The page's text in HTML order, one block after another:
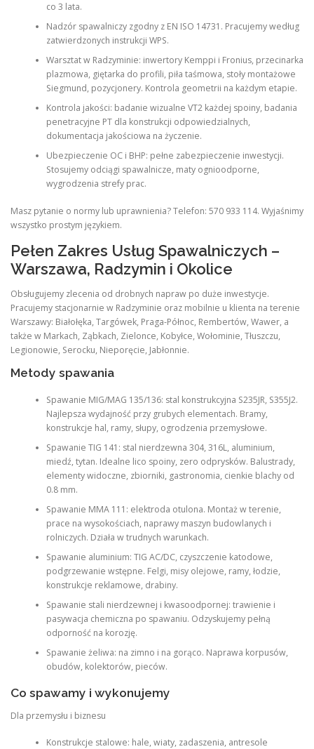
co 3 lata.
Nadzór spawalniczy zgodny z EN ISO 14731. Pracujemy według
zatwierdzonych instrukcji WPS.
Warsztat w Radzyminie: inwertory Kemppi i Fronius, przecinarka
plazmowa, giętarka do profili, piła taśmowa, stoły montażowe
Siegmund, pozycjonery. Kontrola geometrii na każdym etapie.
Kontrola jakości: badanie wizualne VT2 każdej spoiny, badania
penetracyjne PT dla konstrukcji odpowiedzialnych,
dokumentacja jakościowa na życzenie.
Ubezpieczenie OC i BHP: pełne zabezpieczenie inwestycji.
Stosujemy odciągi spawalnicze, maty ognioodporne,
wygrodzenia strefy prac.
Masz pytanie o normy lub uprawnienia? Telefon: 570 933 114. Wyjaśnimy
wszystko prostym językiem.
Pełen Zakres Usług Spawalniczych –
Warszawa, Radzymin i Okolice
Obsługujemy zlecenia od drobnych napraw po duże inwestycje.
Pracujemy stacjonarnie w Radzyminie oraz mobilnie u klienta na terenie
Warszawy: Białołęka, Targówek, Praga-Północ, Rembertów, Wawer, a
także w Markach, Ząbkach, Zielonce, Kobyłce, Wołominie, Tłuszczu,
Legionowie, Serocku, Nieporęcie, Jabłonnie.
Metody spawania
Spawanie MIG/MAG 135/136: stal konstrukcyjna S235JR, S355J2.
Najlepsza wydajność przy grubych elementach. Bramy,
konstrukcje hal, ramy, słupy, ogrodzenia przemysłowe.
Spawanie TIG 141: stal nierdzewna 304, 316L, aluminium,
miedź, tytan. Idealne lico spoiny, zero odprysków. Balustrady,
elementy widoczne, zbiorniki, gastronomia, cienkie blachy od
0.8 mm.
Spawanie MMA 111: elektroda otulona. Montaż w terenie,
prace na wysokościach, naprawy maszyn budowlanych i
rolniczych. Działa w trudnych warunkach.
Spawanie aluminium: TIG AC/DC, czyszczenie katodowe,
podgrzewanie wstępne. Felgi, misy olejowe, ramy, łodzie,
konstrukcje reklamowe, drabiny.
Spawanie stali nierdzewnej i kwasoodpornej: trawienie i
pasywacja chemiczna po spawaniu. Odzyskujemy pełną
odporność na korozję.
Spawanie żeliwa: na zimno i na gorąco. Naprawa korpusów,
obudów, kolektorów, pieców.
Co spawamy i wykonujemy
Dla przemysłu i biznesu
Konstrukcje stalowe: hale, wiaty, zadaszenia, antresole